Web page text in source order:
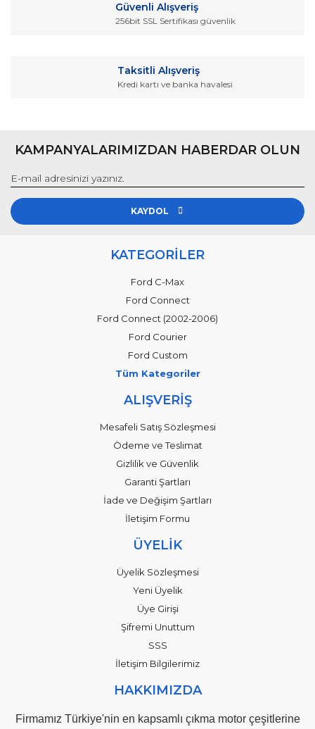
Gönder
Güvenli Alışveriş
256bit SSL Sertifikası güvenlik
Taksitli Alışveriş
Kredi kartı ve banka havalesi
KAMPANYALARIMIZDAN HABERDAR OLUN
KAYDOL
KATEGORİLER
Ford C-Max
Ford Connect
Ford Connect (2002-2006)
Ford Courier
Ford Custom
Tüm Kategoriler
ALIŞVERİŞ
Mesafeli Satış Sözleşmesi
Ödeme ve Teslimat
Gizlilik ve Güvenlik
Garanti Şartları
İade ve Değişim Şartları
İletişim Formu
ÜYELİK
Üyelik Sözleşmesi
Yeni Üyelik
Üye Girişi
Şifremi Unuttum
SSS
İletişim Bilgilerimiz
HAKKIMIZDA
Firmamız Türkiye'nin en kapsamlı çıkma motor çeşitlerine